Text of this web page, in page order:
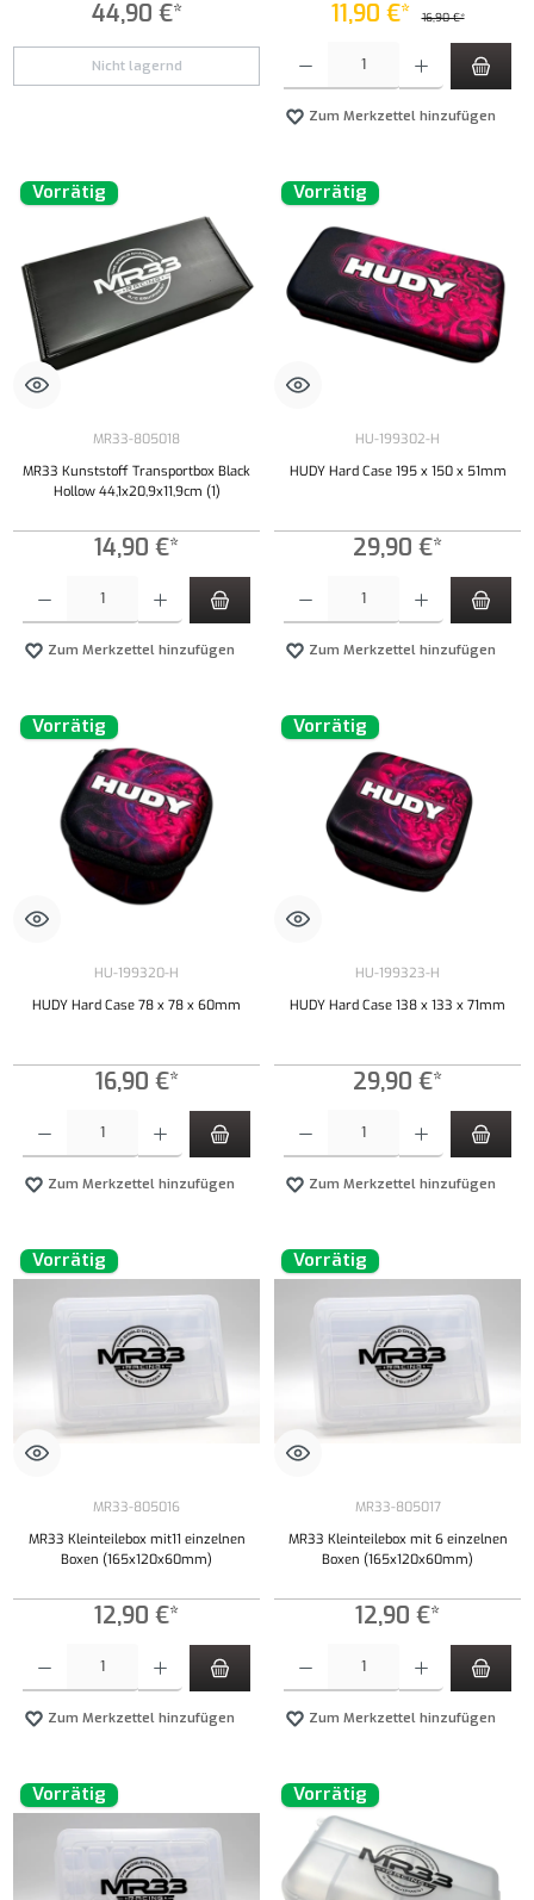
44,90 €*
Nicht lagernd
11,90 €* 16,90 €*
Zum Merkzettel hinzufügen
Vorrätig
MR33-805018
MR33 Kunststoff Transportbox Black
Hollow 44,1x20,9x11,9cm (1)
14,90 €*
Zum Merkzettel hinzufügen
Vorrätig
HU-199302-H
HUDY Hard Case 195 x 150 x 51mm
29,90 €*
Zum Merkzettel hinzufügen
Vorrätig
HU-199320-H
HUDY Hard Case 78 x 78 x 60mm
16,90 €*
Zum Merkzettel hinzufügen
Vorrätig
HU-199323-H
HUDY Hard Case 138 x 133 x 71mm
29,90 €*
Zum Merkzettel hinzufügen
Vorrätig
MR33-805016
MR33 Kleinteilebox mit11 einzelnen
Boxen (165x120x60mm)
12,90 €*
Zum Merkzettel hinzufügen
Vorrätig
MR33-805017
MR33 Kleinteilebox mit 6 einzelnen
Boxen (165x120x60mm)
12,90 €*
Zum Merkzettel hinzufügen
Vorrätig Vorrätig